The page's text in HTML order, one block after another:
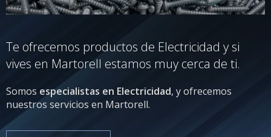
Te ofrecemos productos de Electricidad y si
vives en Martorell estamos muy cerca de ti.
Somos especialistas en Electricidad, y ofrecemos
nuestros servicios en Martorell.